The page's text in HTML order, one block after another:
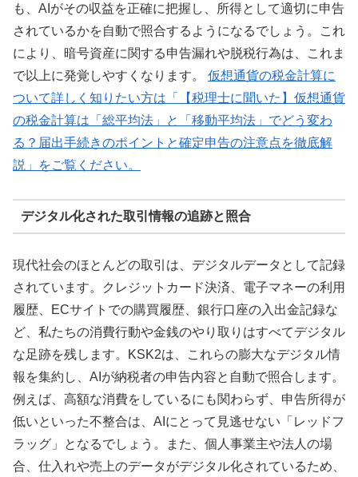
も、AIがその収益を正確に把握し、所得として適切に申告
されているかを自動で照合するようになるでしょう。これ
により、暗号資産に関する申告漏れや脱税行為は、これま
で以上に発覚しやすくなります。 仮想通貨の税金計算に
ついて詳しく知りたい方は「【税理士に聞いた】仮想通貨
の税金計算は「総平均法」と「移動平均法」でどう変わ
る？届出手続きのポイントと確定申告の注意点を徹底解
説」をご覧ください。
デジタル化された取引情報の追跡と照合
現代社会のほとんどの取引は、デジタルデータとして記録
されています。クレジットカード決済、電子マネーの利用
履歴、ECサイトでの購買履歴、銀行口座の入出金記録な
ど、私たちの消費行動や金銭のやり取りはすべてデジタル
な足跡を残します。KSK2は、これらの膨大なデジタル情
報を集約し、AIが納税者の申告内容と自動で照合します。
例えば、高額な消費をしているにも関わらず、申告所得が
低いといった不整合は、AIにとって見逃せない「レッドフ
ラッグ」となるでしょう。また、個人事業主や法人の場
合、仕入れや売上のデータがデジタル化されているため、